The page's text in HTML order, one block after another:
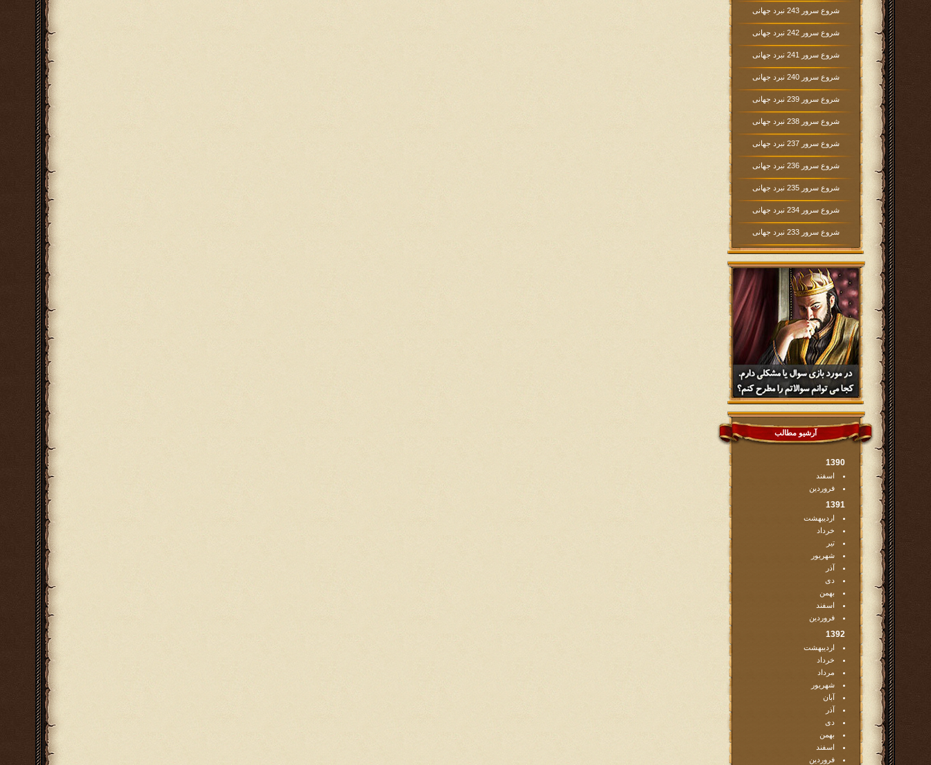
شروع سرور 243 نبرد جهانی
شروع سرور 242 نبرد جهانی
شروع سرور 241 نبرد جهانی
شروع سرور 240 نبرد جهانی
شروع سرور 239 نبرد جهانی
شروع سرور 238 نبرد جهانی
شروع سرور 237 نبرد جهانی
شروع سرور 236 نبرد جهانی
شروع سرور 235 نبرد جهانی
شروع سرور 234 نبرد جهانی
شروع سرور 233 نبرد جهانی
آرشیو مطالب
1390
اسفند
فروردین
1391
اردیبهشت
خرداد
تیر
شهریور
آذر
دی
بهمن
اسفند
فروردین
1392
اردیبهشت
خرداد
مرداد
شهریور
آبان
آذر
دی
بهمن
اسفند
فروردین